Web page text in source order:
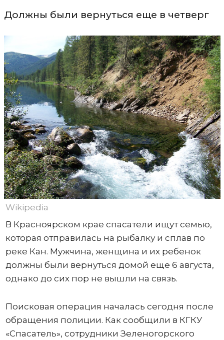
Должны были вернуться еще в четверг
Wikipedia
В Красноярском крае спасатели ищут семью,
которая отправилась на рыбалку и сплав по
реке Кан. Мужчина, женщина и их ребенок
должны были вернуться домой еще 6 августа,
однако до сих пор не вышли на связь.
Поисковая операция началась сегодня после
обращения полиции. Как сообщили в КГКУ
«Спасатель», сотрудники Зеленогорского